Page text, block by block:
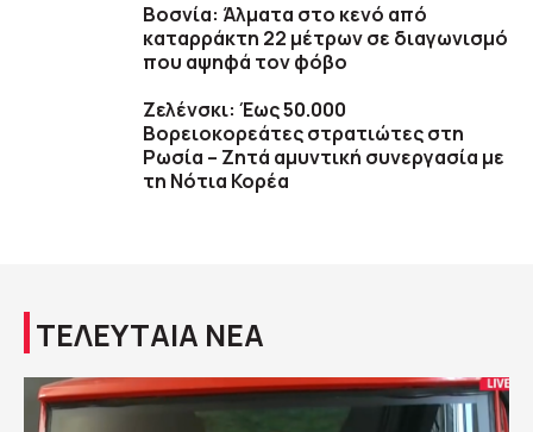
Βοσνία: Άλματα στο κενό από
καταρράκτη 22 μέτρων σε διαγωνισμό
που αψηφά τον φόβο
Ζελένσκι: Έως 50.000
Βορειοκορεάτες στρατιώτες στη
Ρωσία – Ζητά αμυντική συνεργασία με
τη Νότια Κορέα
ΤΕΛΕΥΤΑΙΑ ΝΕΑ